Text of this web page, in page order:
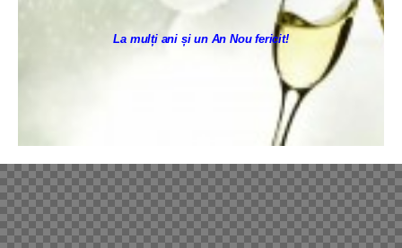
La mulți ani și un An Nou fericit!